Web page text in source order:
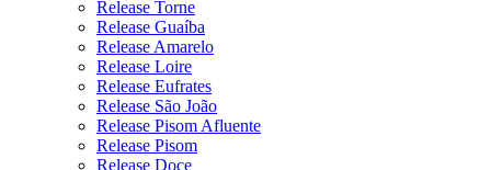
Release Torne
Release Guaíba
Release Amarelo
Release Loire
Release Eufrates
Release São João
Release Pisom Afluente
Release Pisom
Release Doce